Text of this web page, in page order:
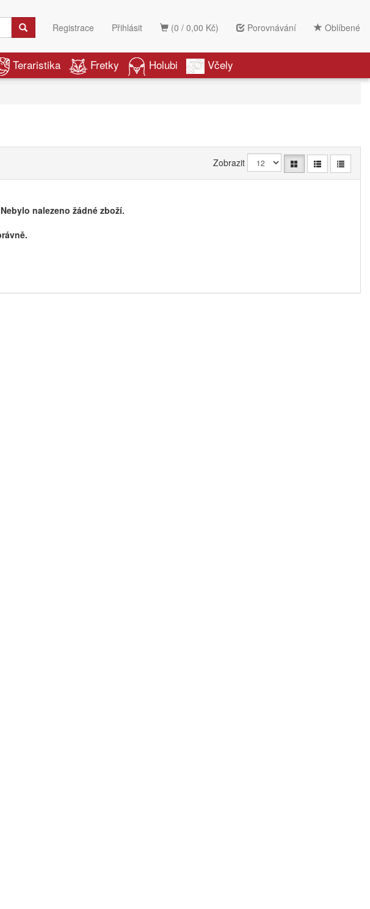
(0 / 0,00 Kč) Porovnávání Oblíbené
Registrace Přihlásit
Teraristika Fretky Holubi Včely
Zobrazit
Nebylo nalezeno žádné zboží.